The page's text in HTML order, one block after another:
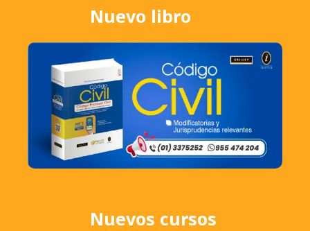
Nuevo libro
Nuevos cursos